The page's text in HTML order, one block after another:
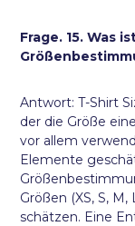
Frage. 15. Was
Antwort: T-Shirt
der die Größe
vor allem
Elemente
Größen (XS, S,
schätzen. Eine